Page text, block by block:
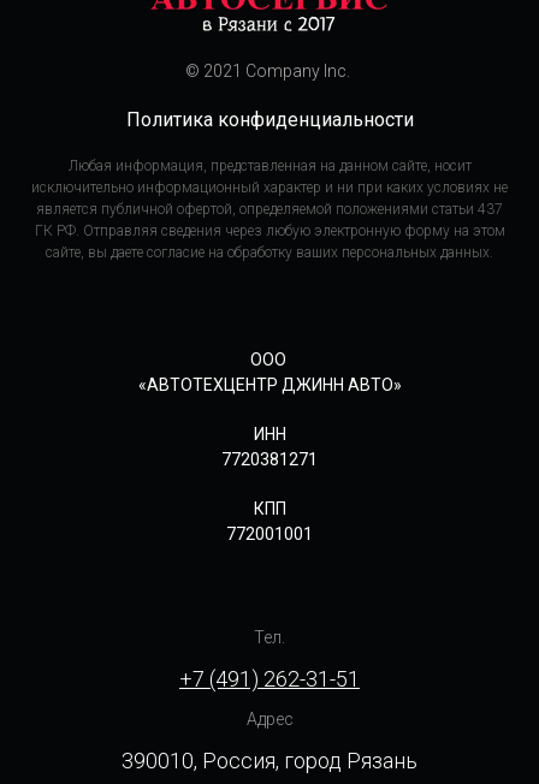
© 2021 Company Inc.
Политика конфиденциальности
Любая информация, представленная на данном сайте, носит
исключительно информационный характер и ни при каких условиях не
является публичной офертой, определяемой положениями статьи 437
ГК РФ. Отправляя сведения через любую электронную форму на этом
сайте, вы даете согласие на обработку ваших персональных данных.
ООО
«АВТОТЕХЦЕНТР ДЖИНН АВТО»
ИНН
7720381271
КПП
772001001
Тел.
+7 (491) 262-31-51
Адрес
390010, Россия, город Рязань